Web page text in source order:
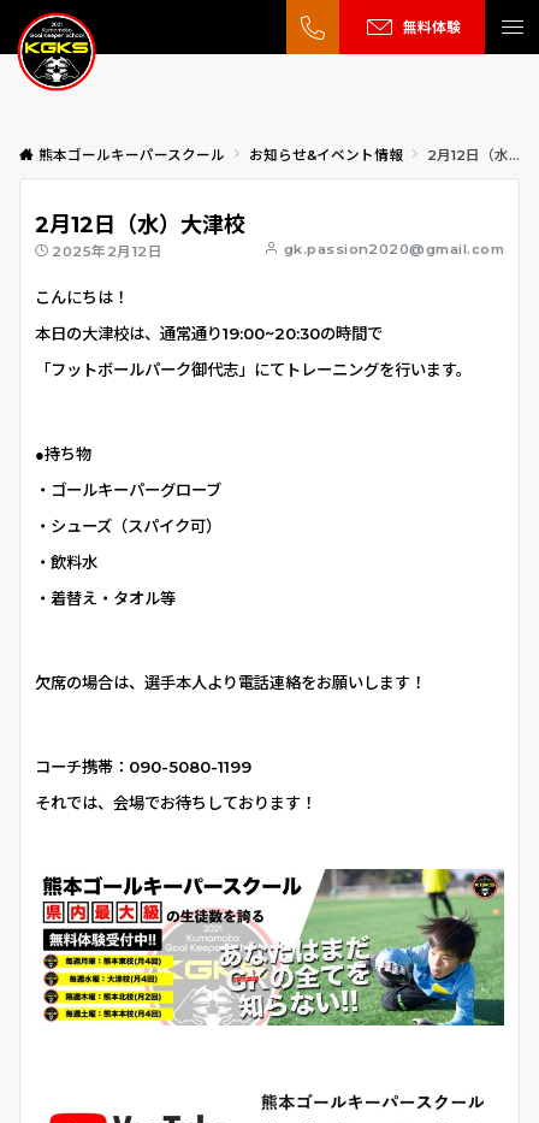
無料体験
熊本ゴールキーパースクール お知らせ&イベント情報 2月12日（水）大津校
2月12日（水）大津校
2025年2月12日 gk.passion2020@gmail.com
こんにちは！
本日の大津校は、通常通り19:00~20:30の時間で
「フットボールパーク御代志」にてトレーニングを行います。
●持ち物
・ゴールキーパーグローブ
・シューズ（スパイク可）
・飲料水
・着替え・タオル等
欠席の場合は、選手本人より電話連絡をお願いします！
コーチ携帯：090-5080-1199
それでは、会場でお待ちしております！